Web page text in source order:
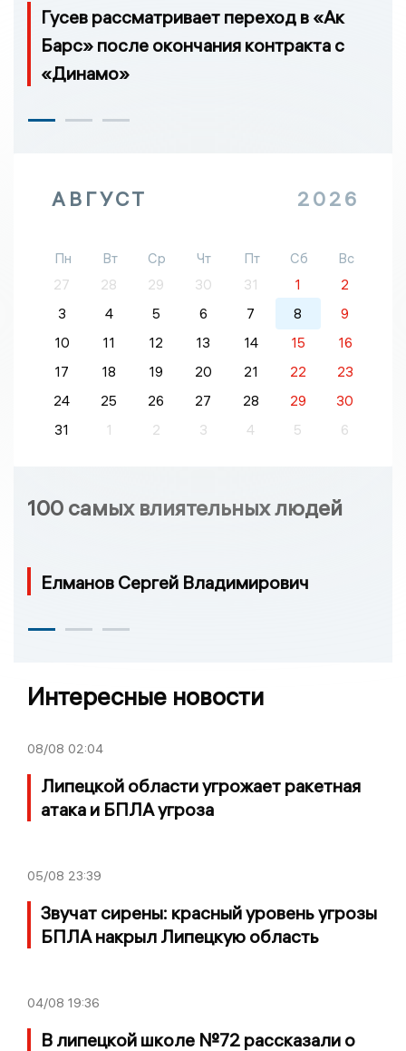
Гусев рассматривает переход в «Ак
Барс» после окончания контракта с
«Динамо»
АВГУСТ 2026
Пн Вт Ср Чт Пт Сб
Вс
27
28 29 30 31 1
2
3
4 5 6 7 8
9
10
11 12 13 14 15
16
17
18 19 20 21 22
23
24
25 26 27 28 29
30
31
1 2 3 4 5 6
100 самых влиятельных людей
Елманов Сергей Владимирович
Интересные новости
08/08 02:04
Липецкой области угрожает ракетная
атака и БПЛА угроза
05/08 23:39
Звучат сирены: красный уровень угрозы
БПЛА накрыл Липецкую область
04/08 19:36
В липецкой школе №72 рассказали о